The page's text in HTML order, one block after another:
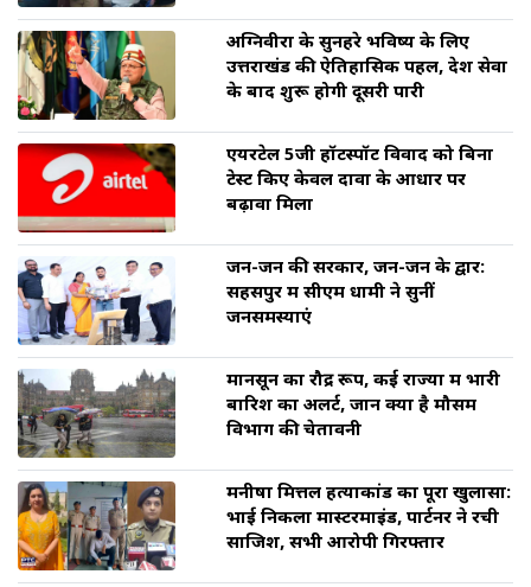
अग्निवीरों के सुनहरे भविष्य के लिए
उत्तराखंड की ऐतिहासिक पहल, देश सेवा
के बाद शुरू होगी दूसरी पारी
एयरटेल 5जी हॉटस्पॉट विवाद को बिना
टेस्ट किए केवल दावों के आधार पर
बढ़ावा मिला
जन-जन की सरकार, जन-जन के द्वार:
सहसपुर में सीएम धामी ने सुनीं
जनसमस्याएं
मानसून का रौद्र रूप, कई राज्यों में भारी
बारिश का अलर्ट, जानें क्या है मौसम
विभाग की चेतावनी
मनीषा मित्तल हत्याकांड का पूरा खुलासा:
भाई निकला मास्टरमाइंड, पार्टनर ने रची
साजिश, सभी आरोपी गिरफ्तार